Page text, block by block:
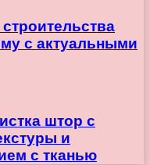
с актуальными
штор с
и
с тканью